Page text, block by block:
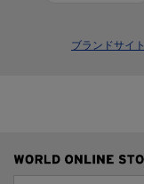
ブランドサイト